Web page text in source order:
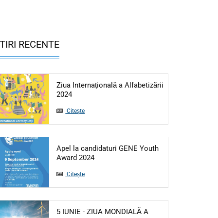
RECENTE
Ziua Internațională a Alfabetizării
2024Articol: Ziua Internațională a Alfabetizării
Citește
Apel la candidaturi GENE Youth
Award 2024Articol: Apel la candidaturi GENE
Citește
5 IUNIE - ZIUA MONDIALĂ A